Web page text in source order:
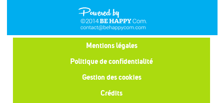
Mentions légales
Politique de confidentialité
Gestion des cookies
Crédits